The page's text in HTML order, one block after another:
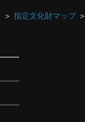
＞ 指定文化財マップ＞